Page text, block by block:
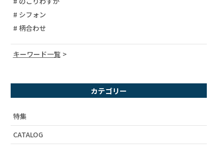
# シフォン
# 柄合わせ
キーワード一覧
# コーディネート
# ユニセックス
# 柄シャツ
# セットアップ
# 財布
カテゴリー
特集
CATALOG